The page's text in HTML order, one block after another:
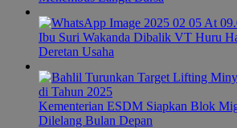
Ibu Suri Wakanda Dibalik VT Huru
Deretan Usaha
Kementerian ESDM Siapkan Blok
Dilelang Bulan Depan